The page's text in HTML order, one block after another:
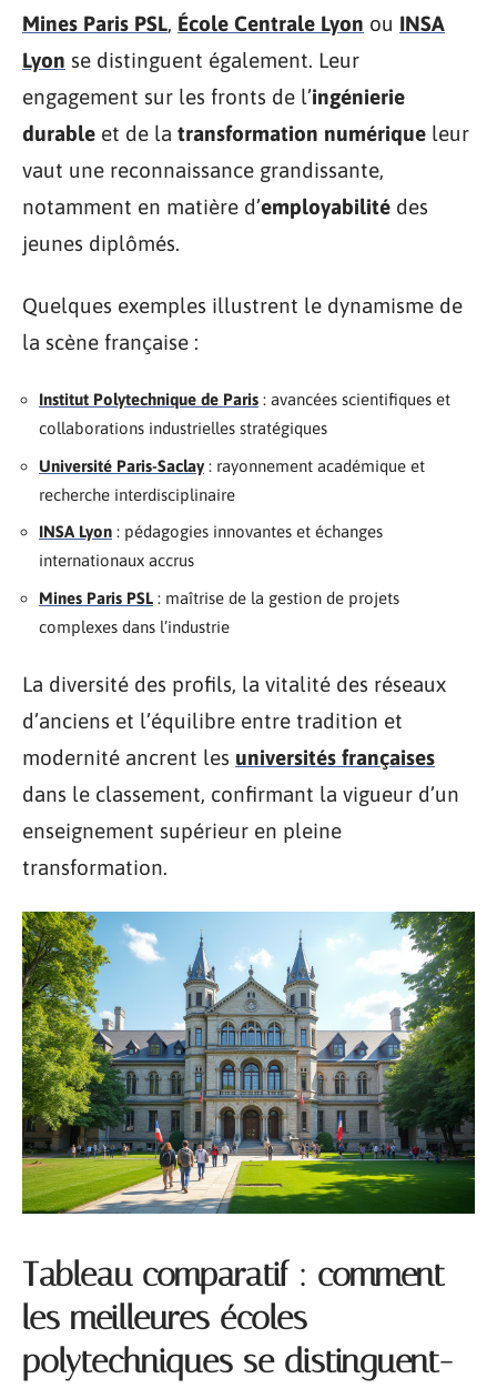
Mines Paris PSL, École Centrale Lyon ou INSA
Lyon se distinguent également. Leur
engagement sur les fronts de l’ingénierie
durable et de la transformation numérique leur
vaut une reconnaissance grandissante,
notamment en matière d’employabilité des
jeunes diplômés.
Quelques exemples illustrent le dynamisme de
la scène française :
Institut Polytechnique de Paris : avancées scientifiques et
collaborations industrielles stratégiques
Université Paris-Saclay : rayonnement académique et
recherche interdisciplinaire
INSA Lyon : pédagogies innovantes et échanges
internationaux accrus
Mines Paris PSL : maîtrise de la gestion de projets
complexes dans l’industrie
La diversité des profils, la vitalité des réseaux
d’anciens et l’équilibre entre tradition et
modernité ancrent les universités françaises
dans le classement, confirmant la vigueur d’un
enseignement supérieur en pleine
transformation.
Tableau comparatif : comment
les meilleures écoles
polytechniques se distinguent-